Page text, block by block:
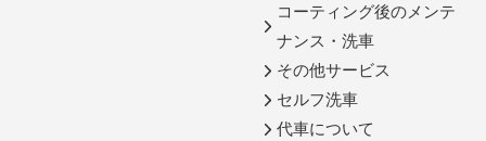
コーティング後のメンテ
ナンス・洗車
その他サービス
セルフ洗車
代車について